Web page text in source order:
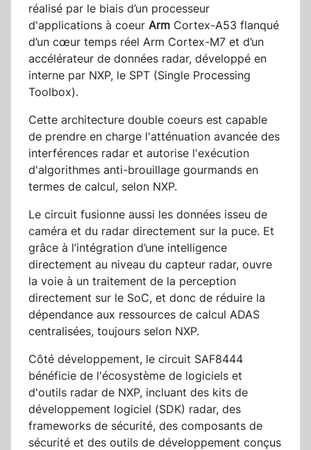
réalisé par le biais d’un processeur
d'applications à coeur Arm Cortex-A53 flanqué
d’un cœur temps réel Arm Cortex-M7 et d’un
accélérateur de données radar, développé en
interne par NXP, le SPT (Single Processing
Toolbox).
Cette architecture double coeurs est capable
de prendre en charge l'atténuation avancée des
interférences radar et autorise l'exécution
d'algorithmes anti-brouillage gourmands en
termes de calcul, selon NXP.
Le circuit fusionne aussi les données isseu de
caméra et du radar directement sur la puce. Et
grâce à l’intégration d’une intelligence
directement au niveau du capteur radar, ouvre
la voie à un traitement de la perception
directement sur le SoC, et donc de réduire la
dépendance aux ressources de calcul ADAS
centralisées, toujours selon NXP.
Côté développement, le circuit SAF8444
bénéficie de l'écosystème de logiciels et
d'outils radar de NXP, incluant des kits de
développement logiciel (SDK) radar, des
frameworks de sécurité, des composants de
sécurité et des outils de développement conçus